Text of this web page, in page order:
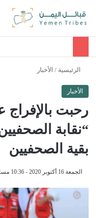
الرئيسية / الأخبار
الأخبار
رحبت
“نقابة
بقية الصحفيين
الجمعة 16 أكتوبر 2020 - 10:36 مساءً